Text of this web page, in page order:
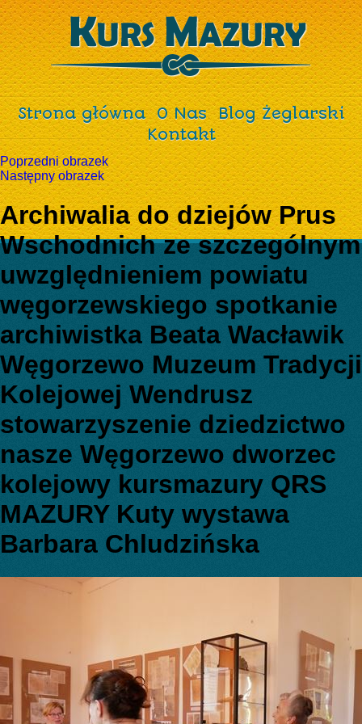
Strona główna O Nas
Blog Żeglarski
Kontakt
Poprzedni obrazek
Następny obrazek
Archiwalia do dziejów Prus
Wschodnich ze szczególnym
uwzględnieniem powiatu
węgorzewskiego spotkanie
archiwistka Beata Wacławik
Węgorzewo Muzeum Tradycji
Kolejowej Wendrusz
stowarzyszenie dziedzictwo
nasze Węgorzewo dworzec
kolejowy kursmazury QRS
MAZURY Kuty wystawa
Barbara Chludzińska